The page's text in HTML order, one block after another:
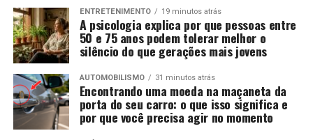
ENTRETENIMENTO 19 minutos atrás
A psicologia explica por que pessoas entre
50 e 75 anos podem tolerar melhor o
silêncio do que gerações mais jovens
AUTOMOBILISMO 31 minutos atrás
Encontrando uma moeda na maçaneta da
porta do seu carro: o que isso significa e
por que você precisa agir no momento